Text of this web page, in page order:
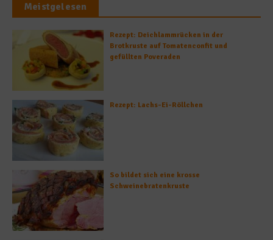
Meistgelesen
Rezept: Deichlammrücken in der
Brotkruste auf Tomatenconfit und
gefüllten Poveraden
Rezept: Lachs-Ei-Röllchen
So bildet sich eine krosse
Schweinebratenkruste